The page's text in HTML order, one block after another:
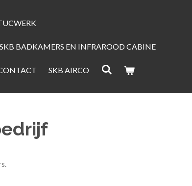
SKB BADKAMERS EN INFRAROOD CABINE
SKB AIRCO